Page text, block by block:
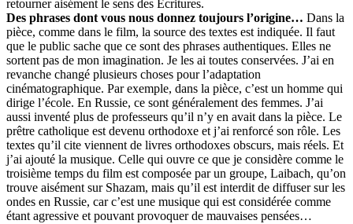
retourner aisément le sens des Ecritures.
Des phrases dont vous nous donnez toujours l’origine… Dans la
pièce, comme dans le film, la source des textes est indiquée. Il faut
que le public sache que ce sont des phrases authentiques. Elles ne
sortent pas de mon imagination. Je les ai toutes conservées. J’ai en
revanche changé plusieurs choses pour l’adaptation
cinématographique. Par exemple, dans la pièce, c’est un homme qui
dirige l’école. En Russie, ce sont généralement des femmes. J’ai
aussi inventé plus de professeurs qu’il n’y en avait dans la pièce. Le
prêtre catholique est devenu orthodoxe et j’ai renforcé son rôle. Les
textes qu’il cite viennent de livres orthodoxes obscurs, mais réels. Et
j’ai ajouté la musique. Celle qui ouvre ce que je considère comme le
troisième temps du film est composée par un groupe, Laibach, qu’on
trouve aisément sur Shazam, mais qu’il est interdit de diffuser sur les
ondes en Russie, car c’est une musique qui est considérée comme
étant agressive et pouvant provoquer de mauvaises pensées…